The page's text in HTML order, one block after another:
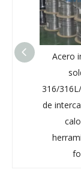
316TI Tubo
de